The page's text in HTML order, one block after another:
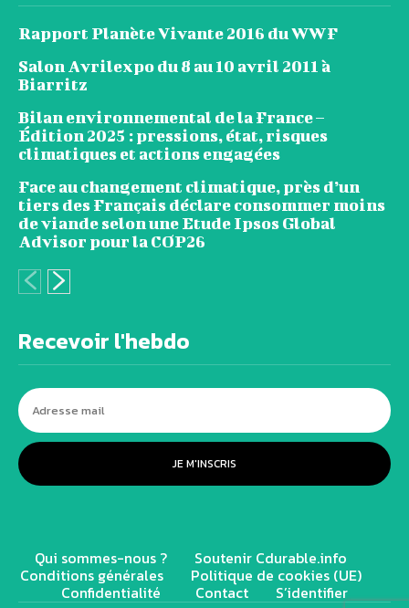
Rapport Planète Vivante 2016 du WWF
Salon Avrilexpo du 8 au 10 avril 2011 à
Biarritz
Bilan environnemental de la France –
Édition 2025 : pressions, état, risques
climatiques et actions engagées
Face au changement climatique, près d’un
tiers des Français déclare consommer moins
de viande selon une Etude Ipsos Global
Advisor pour la COP26
Recevoir l'hebdo
JE M'INSCRIS
Qui sommes-nous ? Soutenir Cdurable.info
Conditions générales Politique de cookies (UE)
Confidentialité Contact S’identifier